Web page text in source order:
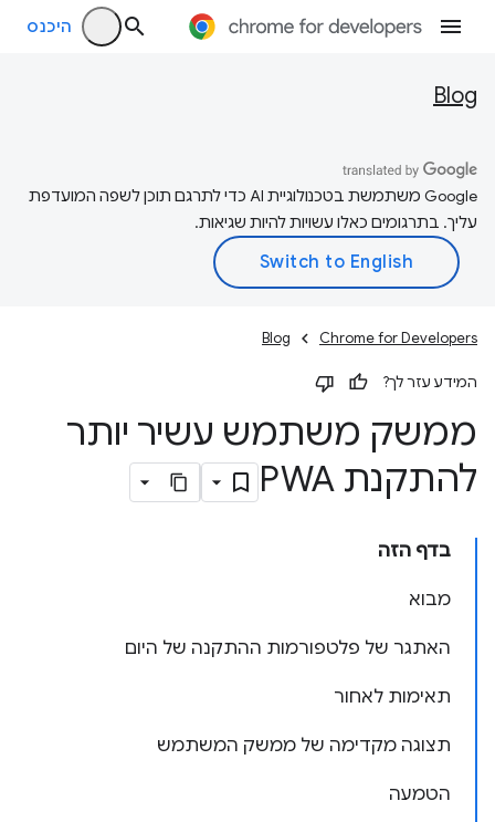
היכנס
Blog
‫Google משתמשת בטכנולוגיית AI כדי לתרגם תוכן לשפה המועדפת
עליך. בתרגומים כאלו עשויות להיות שגיאות.
Chrome for Developers
Blog
המידע עזר לך?
ממשק משתמש עשיר יותר
להתקנת PWA
בדף הזה
מבוא
האתגר של פלטפורמות ההתקנה של היום
תאימות לאחור
תצוגה מקדימה של ממשק המשתמש
הטמעה